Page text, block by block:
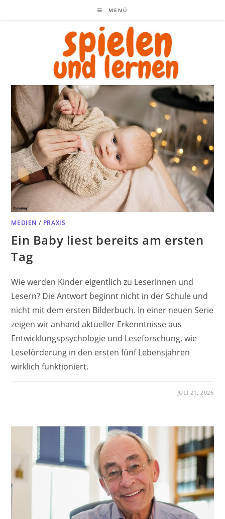
MENÜ
MEDIEN / PRAXIS
Ein Baby liest bereits am ersten
Tag
Wie werden Kinder eigentlich zu Leserinnen und
Lesern? Die Antwort beginnt nicht in der Schule und
nicht mit dem ersten Bilderbuch. In einer neuen Serie
zeigen wir anhand aktueller Erkenntnisse aus
Entwicklungspsychologie und Leseforschung, wie
Leseförderung in den ersten fünf Lebensjahren
wirklich funktioniert.
JULI 21, 2026